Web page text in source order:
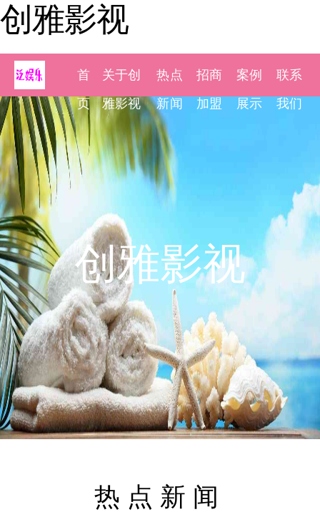
创雅影视
首
页
关于创
雅影视
热点
新闻
招商
加盟
案例
展示
联系
我们
创雅影视
热点新闻